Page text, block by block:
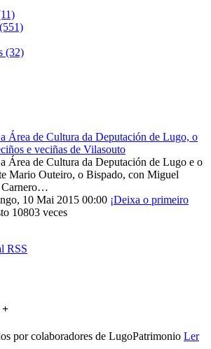
(551)
(32)
Área de Cultura da Deputación de Lugo, o
e veciñas de Vilasouto
Área de Cultura da Deputación de Lugo e o
Mario Outeiro, o Bispado, con Miguel
Carnero…
10 Mai 2015 00:00 ¡Deixa o primeiro
10803 veces
RSS
+
por colaboradores de LugoPatrimonio Ler